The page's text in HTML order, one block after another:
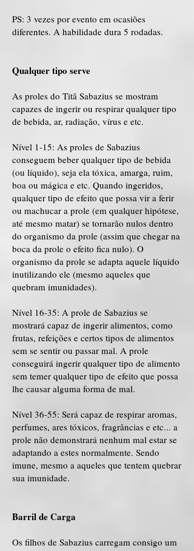
PS: 3 vezes por evento em ocasiões
diferentes. A habilidade dura 5 rodadas.
Qualquer tipo serve
As proles do Titã Sabazius se mostram
capazes de ingerir ou respirar qualquer tipo
de bebida, ar, radiação, vírus e etc.
Nível 1-15: As proles de Sabazius
conseguem beber qualquer tipo de bebida
(ou líquido), seja ela tóxica, amarga, ruim,
boa ou mágica e etc. Quando ingeridos,
qualquer tipo de efeito que possa vir a ferir
ou machucar a prole (em qualquer hipótese,
até mesmo matar) se tornarão nulos dentro
do organismo da prole (assim que chegar na
boca da prole o efeito fica nulo). O
organismo da prole se adapta aquele líquido
inutilizando ele (mesmo aqueles que
quebram imunidades).
Nível 16-35: A prole de Sabazius se
mostrará capaz de ingerir alimentos, como
frutas, refeições e certos tipos de alimentos
sem se sentir ou passar mal. A prole
conseguirá ingerir qualquer tipo de alimento
sem temer qualquer tipo de efeito que possa
lhe causar alguma forma de mal.
Nível 36-55: Será capaz de respirar aromas,
perfumes, ares tóxicos, fragrâncias e etc... a
prole não demonstrará nenhum mal estar se
adaptando a estes normalmente. Sendo
imune, mesmo a aqueles que tentem quebrar
sua imunidade.
Barril de Carga
Os filhos de Sabazius carregam consigo um